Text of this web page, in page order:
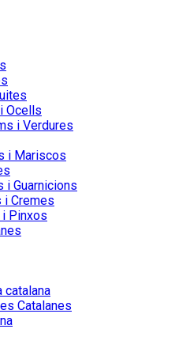
Ocells
i Verdures
i Mariscos
i Guarnicions
i Cremes
Pinxos
catalana
Catalanes